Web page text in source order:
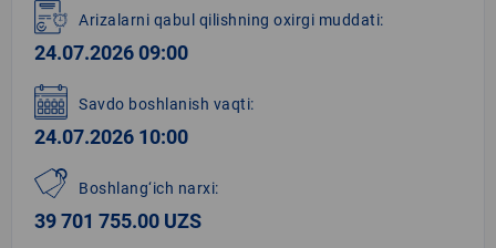
1
of
6
Arizalarni qabul qilishning oxirgi muddati:
24.07.2026 09:00
Savdo boshlanish vaqti:
24.07.2026 10:00
Boshlang‘ich narxi:
39 701 755.00 UZS